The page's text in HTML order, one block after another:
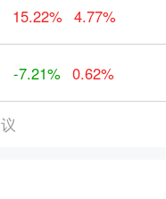
15.22% 4.77%
-7.21% 0.62%